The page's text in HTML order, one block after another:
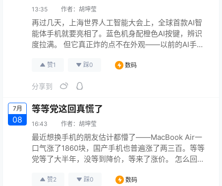
13:35 作者： 胡坤莹
再过几天，上海世界人工智能大会上，全球首款AI智
能体手机就要亮相了。蓝色机身配橙色AI按键，辨识
度拉满。 但它真正炸的点不在外观——以前的AI手
App一步步点；要发消息，得自己切换应用打字。而这
行、能帮你把事办完。不用再在各个App之间来回跳
住、够安全…
赞1 踩0 数码
分享到
7月
08
等等党这回真慌了
16:43 作者： 胡坤莹
最近想换手机的朋友估计都懵了——MacBook Air一
口气涨了1860块，国产手机也普遍涨了两三百。等等
党等了大半年，没等到降价，等来了涨价。 怎么回
力士这些大厂把产能全调去生产AI专用芯片了，留给
赞2 踩0 数码